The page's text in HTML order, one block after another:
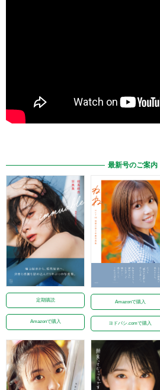
最新号のご案内
定期購読
Amazonで購入
Amazonで購入
ヨドバシ.comで購入